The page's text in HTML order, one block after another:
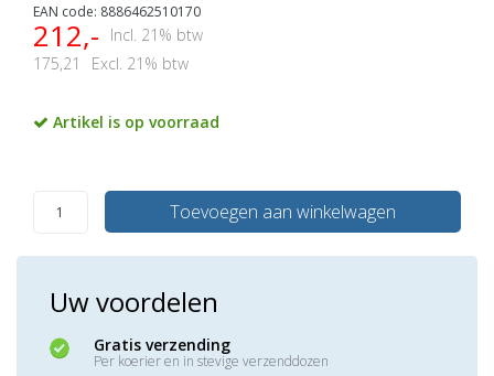
EAN code: 8886462510170
212,-
Incl. 21% btw
175,21
Excl. 21% btw
Artikel is op voorraad
Toevoegen aan winkelwagen
Uw voordelen
Gratis verzending
Per koerier en in stevige verzenddozen